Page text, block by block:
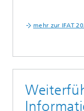
mehr zur IFAT